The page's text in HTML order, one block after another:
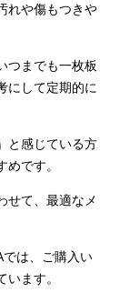
れや傷もつきや
つまでも一枚板
にして定期的に
と感じている方
です。
せて、最適なメ
は、ご購入い
ます。